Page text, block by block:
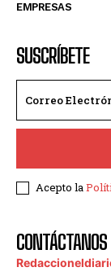
EMPRESAS
SUSCRÍBETE
Acepto la
CONTÁCTANOS